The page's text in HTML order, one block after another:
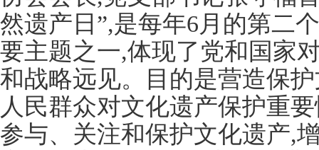
然遗产日”,是每年6月的第二
要主题之一,体现了党和国家
和战略远见。目的是营造保
人民群众对文化遗产保护重
参与、关注和保护文化遗产,